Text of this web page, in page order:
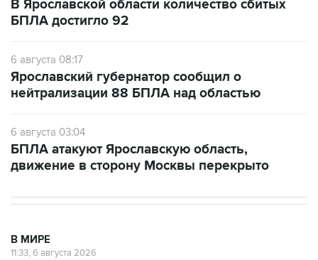
В Ярославской области количество сбитых
БПЛА достигло 92
6 августа 08:17
Ярославский губернатор сообщил о
нейтрализации 88 БПЛА над областью
6 августа 03:04
БПЛА атакуют Ярославскую область,
движение в сторону Москвы перекрыто
В МИРЕ
11:33, 6 августа 2026